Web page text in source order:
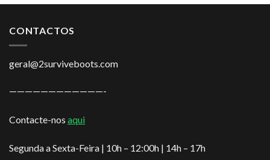
CONTACTOS
geral@2surviveboots.com
————————————-
Contacte-nos aqui
Segunda a Sexta-Feira | 10h – 12:00h | 14h – 17h